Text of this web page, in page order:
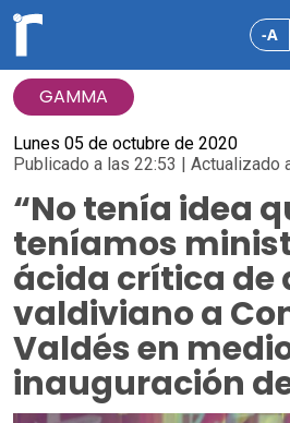
-A
GAMMA
Lunes 05 de octubre de 2020
Publicado a las 22:53 | Actualizado
“No tenía idea
teníamos
ácida crítica de
valdiviano a
Valdés en
inauguración